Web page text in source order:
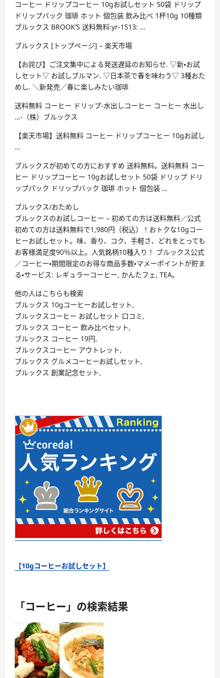
コーヒー ドリップコーヒー 10gお試しセット 50袋 ドリップ
ドリップバック 珈琲 ホット 個包装 飲み比べ 1杯10g 10種類
ブルックス BROOK’S 送料無料:yr-1513: …
ブルックス [トップページ] – 楽天市場
【お詫び】ご注文集中による発送遅延のお知らせ. ▽新・お試
しセット▽ お試しブルマン. ▽日本茶で春を味わう▽ 3種おた
めし. ＼新発売／春に楽しみたい珈琲
送料無料 コーヒー ドリップ-水出しコーヒー コーヒー 水出し
…-（株）ブルックス
【楽天市場】送料無料 コーヒー ドリップコーヒー 10gお試し
…
ブルックスが初めての方におすすめ 送料無料。送料無料 コー
ヒー ドリップコーヒー 10gお試しセット 50袋 ドリップ ドリ
ップパック ドリップバック 珈琲 ホット 個包装 …
ブルックス/おためし
ブルックスのお試しコーヒー – 初めての方は送料無料／公式
初めての方は送料無料で1,980円（税込）！おトクな10gコー
ヒーお試しセット。味、香り、コク、手軽さ、どれをとっても
お客様満足度90％以上。人気銘柄10種入り！ ブルックス公式
／コーヒー・期間限定のお得な商品多数・マメーポイントが貯ま
る・サービス: レギュラーコーヒー, かんたフェ, TEA。
他の人はこちらも検索
ブルックス 10gコーヒーお試しセット,
ブルックスコーヒー お試しセット 口コミ,
ブルックス コーヒー 飲み比べセット,
ブルックス コーヒー 19円,
ブルックスコーヒー アウトレット,
ブルックス グルメコーヒーお試しセット,
ブルックス 創業記念セット,
【10gコーヒーお試しセット】
「コーヒー」の検索結果